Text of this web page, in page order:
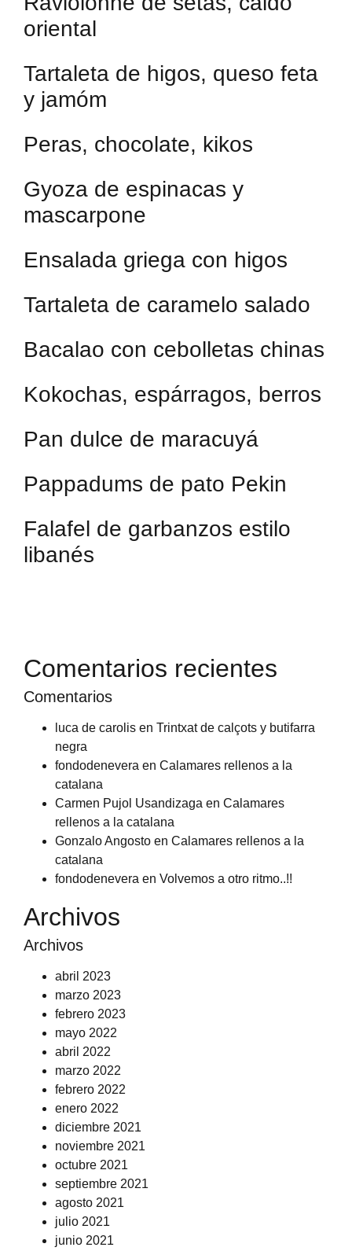
oriental
Tartaleta de higos, queso feta
y jamóm
Peras, chocolate, kikos
Gyoza de espinacas y
mascarpone
Ensalada griega con higos
Tartaleta de caramelo salado
Bacalao con cebolletas chinas
Kokochas, espárragos, berros
Pan dulce de maracuyá
Pappadums de pato Pekin
Falafel de garbanzos estilo
libanés
Comentarios recientes
Comentarios
luca de carolis en Trintxat de calçots y butifarra
negra
fondodenevera en Calamares rellenos a la
catalana
Carmen Pujol Usandizaga en Calamares
rellenos a la catalana
Gonzalo Angosto en Calamares rellenos a la
catalana
fondodenevera en Volvemos a otro ritmo..!!
Archivos
Archivos
abril 2023
marzo 2023
febrero 2023
mayo 2022
abril 2022
marzo 2022
febrero 2022
enero 2022
diciembre 2021
noviembre 2021
octubre 2021
septiembre 2021
agosto 2021
julio 2021
junio 2021